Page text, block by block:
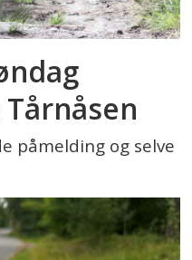
påmelding og selve